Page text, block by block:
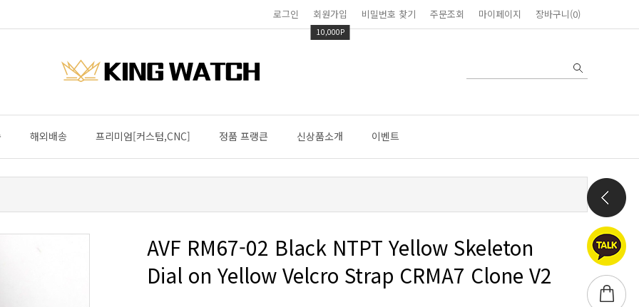
로그인 회원가입
10,000P
비밀번호 찾기 주문조회 마이페이지 장바구니(0)
해외배송 프리미엄[커스텀,CNC] 정품 프랭큰 신상품소개 이벤트
Dial on Yellow Velcro Strap CRMA7 Clone V2